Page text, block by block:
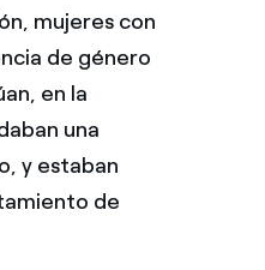
mujeres con
de género
en la
una
y estaban
de